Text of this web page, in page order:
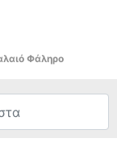
Φάληρο